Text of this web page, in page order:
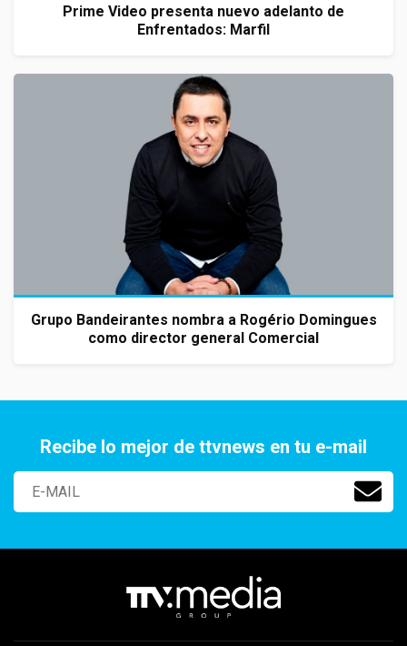
Prime Video presenta nuevo adelanto de
Enfrentados: Marfil
Grupo Bandeirantes nombra a Rogério Domingues
como director general Comercial
Recibe lo mejor de ttvnews en tu e-mail